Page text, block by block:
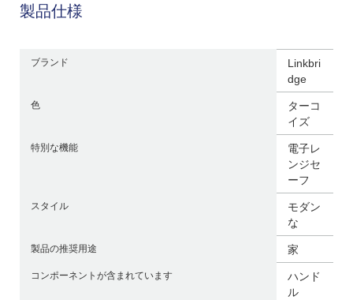
製品仕様
ブランド
Linkbri
dge
色
ターコ
イズ
特別な機能
電子レ
ンジセ
ーフ
スタイル
モダン
な
製品の推奨用途 家
コンポーネントが含まれています
ハンド
ル